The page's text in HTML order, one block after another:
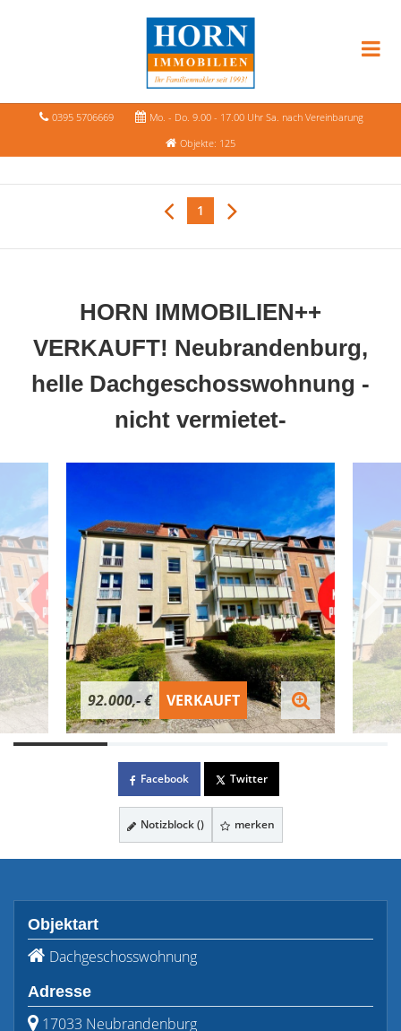
0395 5706669
Mo. - Do. 9.00 - 17.00 Uhr Sa. nach Vereinbarung
Objekte: 125
1
HORN IMMOBILIEN++
VERKAUFT! Neubrandenburg,
helle Dachgeschosswohnung -
nicht vermietet-
92.000,- € VERKAUFT
Facebook Twitter
Notizblock () merken
Objektart
Dachgeschosswohnung
Adresse
17033 Neubrandenburg